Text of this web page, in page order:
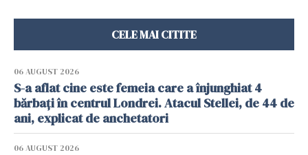
CELE MAI CITITE
06 AUGUST 2026
S-a aflat cine este femeia care a înjunghiat 4
bărbați în centrul Londrei. Atacul Stellei, de 44 de
ani, explicat de anchetatori
06 AUGUST 2026